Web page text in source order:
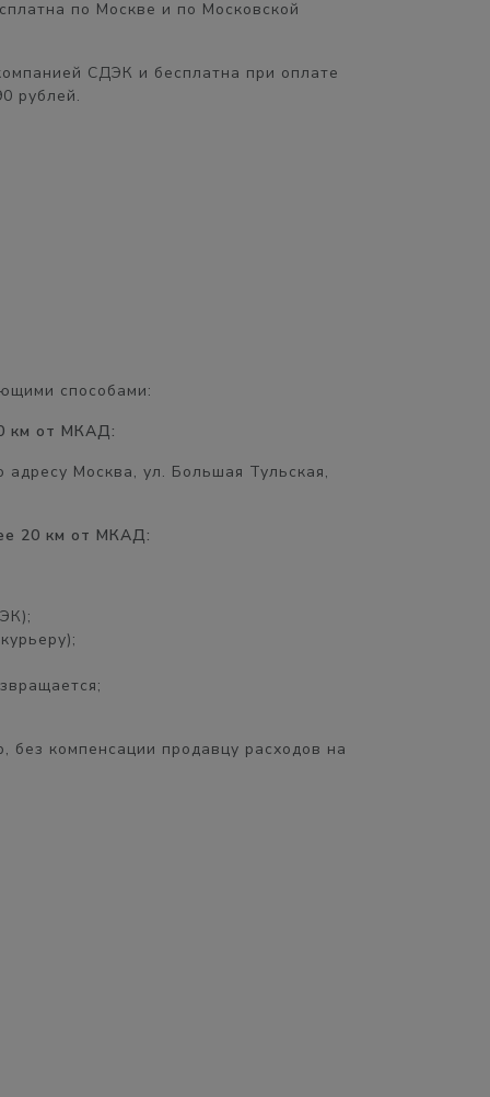
по Москве и по Московской
СДЭК и бесплатна при оплате
рублей.
способами:
км от МКАД:
адресу Москва, ул. Большая Тульская,
20 км от МКАД:
компенсации продавцу расходов на